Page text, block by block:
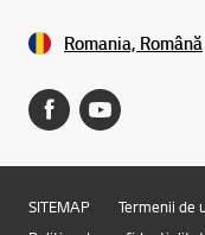
Romania, Română
SITEMAP
Termenii de